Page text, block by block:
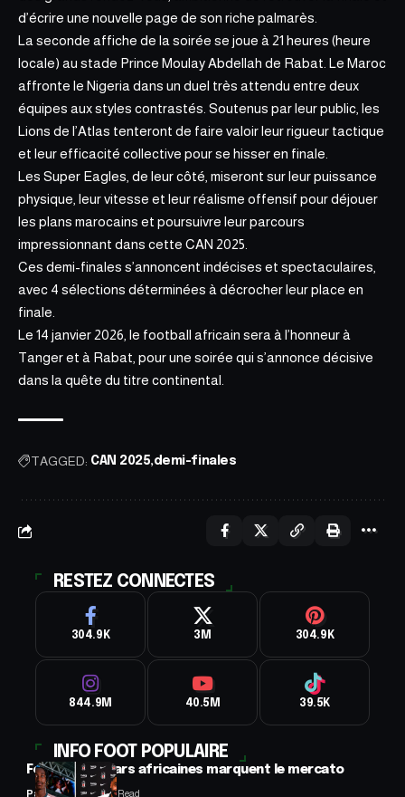
d’écrire une nouvelle page de son riche palmarès.
La seconde affiche de la soirée se joue à 21 heures (heure
locale) au stade Prince Moulay Abdellah de Rabat . Le Maroc
affronte le Nigeria dans un duel très attendu entre deux
équipes aux styles contrastés. Soutenus par leur public, les
Lions de l’Atlas tenteront de faire valoir leur rigueur tactique
et leur efficacité collective pour se hisser en finale.
Les Super Eagles, de leur côté, miseront sur leur puissance
physique, leur vitesse et leur réalisme offensif pour déjouer
les plans marocains et poursuivre leur parcours
impressionnant dans cette CAN 2025.
Ces demi-finales s’annoncent indécises et spectaculaires,
avec 4 sélections déterminées à décrocher leur place en
finale.
Le 14 janvier 2026, le football africain sera à l’honneur à
Tanger et à Rabat, pour une soirée qui s’annonce décisive
dans la quête du titre continental.
TAGGED: CAN 2025 demi-finales
RESTEZ CONNECTES
304.9K 3M 304.9K
844.9M 40.5M 39.5K
INFO FOOT POPULAIRE
Football : 2 stars africaines marquent le mercato
Panafrofoot2 Min Read